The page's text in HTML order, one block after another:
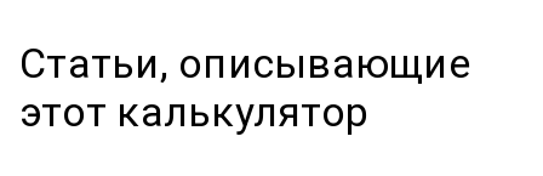
Статьи, описывающие
этот калькулятор